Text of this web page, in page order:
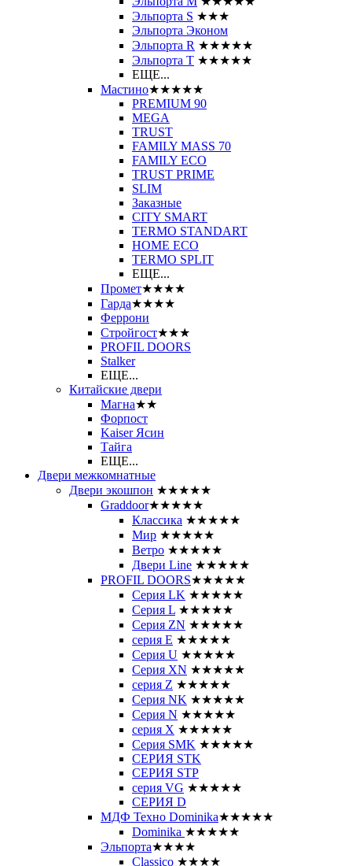
Эльпорта S ★★★
Эльпорта Эконом
Эльпорта R ★★★★★
Эльпорта Т ★★★★★
ЕЩЕ...
Мастино★★★★★
PREMIUM 90
MEGA
TRUST
FAMILY MASS 70
FAMILY ECO
TRUST PRIME
SLIM
Заказные
CITY SMART
TERMO STANDART
HOME ECO
ТЕRМО SPLIT
ЕЩЕ...
Промет★★★★
Гарда★★★★
Феррони
Стройгост★★★
PROFIL DOORS
Stalker
ЕЩЕ...
Китайские двери
Магна★★
Форпост
Kaiser Ясин
Тайга
ЕЩЕ...
Двери межкомнатные
Двери экошпон ★★★★★
Graddoor★★★★★
Классика ★★★★★
Мир ★★★★★
Ветро ★★★★★
Двери Line ★★★★★
PROFIL DOORS★★★★★
Серия LK ★★★★★
Серия L ★★★★★
Серия ZN ★★★★★
серия E ★★★★★
Серия U ★★★★★
Серия XN ★★★★★
серия Z ★★★★★
Серия NK ★★★★★
Серия N ★★★★★
серия X ★★★★★
Серия SMK ★★★★★
СЕРИЯ STK
СЕРИЯ STP
серия VG ★★★★★
СЕРИЯ D
МДФ Техно Dominika★★★★★
Dominika ★★★★★
Эльпорта★★★★
Classico ★★★★